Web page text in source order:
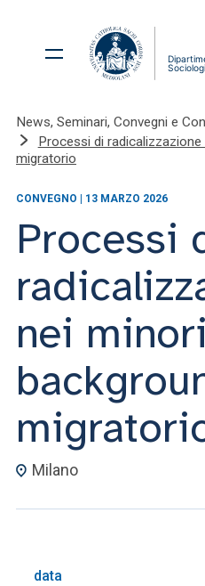
News, Seminari, Convegni e
Processi di
migratorio
CONVEGNO | 13 MARZO 2026
Processi
nei
Milano
data